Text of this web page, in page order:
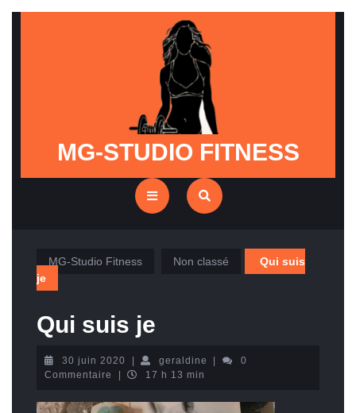
MG-STUDIO FITNESS
Open
MG-Studio Fitness Non classé
Qui suis
je
Qui suis je
30 juin 2020 30
juin
| geraldine geraldine
|
0
Commentaire
| 17 h 13 min